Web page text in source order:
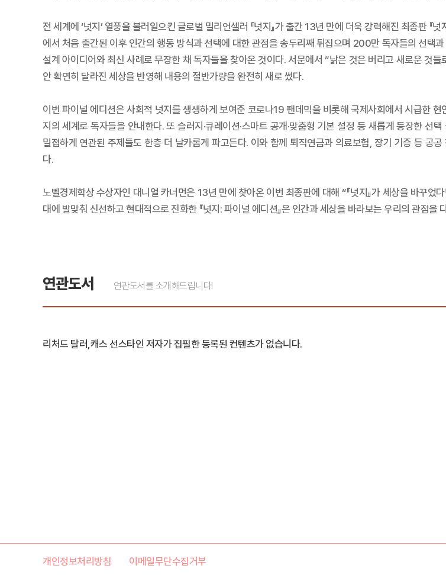
전 세계에 ‘넛지’ 열풍을 불러일으킨 글로벌 밀리언셀러 『넛지』가 출간 13년 만에 더욱 강력해진 최종
에서 처음 출간된 이후 인간의 행동 방식과 선택에 대한 관점을 송두리째 뒤집으며 200만 독자들의 선택
설계 아이디어와 최신 사례로 무장한 채 독자들을 찾아온 것이다. 서문에서 “낡은 것은 버리고 새로운 것
안 확연히 달라진 세상을 반영해 내용의 절반가량을 완전히 새로 썼다.
이번 파이널 에디션은 사회적 넛지를 생생하게 보여준 코로나19 팬데믹을 비롯해 국제사회에서 시급한
지의 세계로 독자들을 안내한다. 또 슬러지·큐레이션·스마트 공개·맞춤형 기본 설정 등 새롭게 등장한 선
밀접하게 연관된 주제들도 한층 더 날카롭게 파고든다. 이와 함께 퇴직연금과 의료보험, 장기 기증 등 공
다.
노벨경제학상 수상자인 대니얼 카너먼은 13년 만에 찾아온 이번 최종판에 대해 “『넛지』가 세상을 바꾸었
대에 발맞춰 신선하고 현대적으로 진화한 『넛지: 파이널 에디션』은 인간과 세상을 바라보는 우리의 관점을
연관도서 연관도서를 소개해드립니다!
리처드 탈러,캐스 선스타인 저자가 집필한 등록된 컨텐츠가 없습니다.
개인정보처리방침 이메일무단수집거부